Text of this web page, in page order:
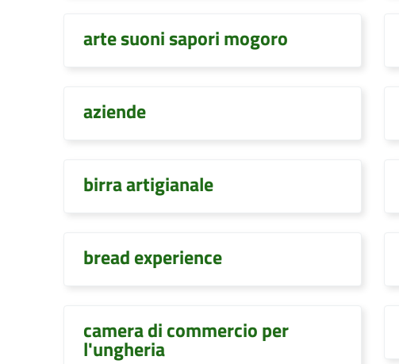
arte suoni sapori mogoro
aziende
birra artigianale
bread experience
camera di commercio per
l'ungheria